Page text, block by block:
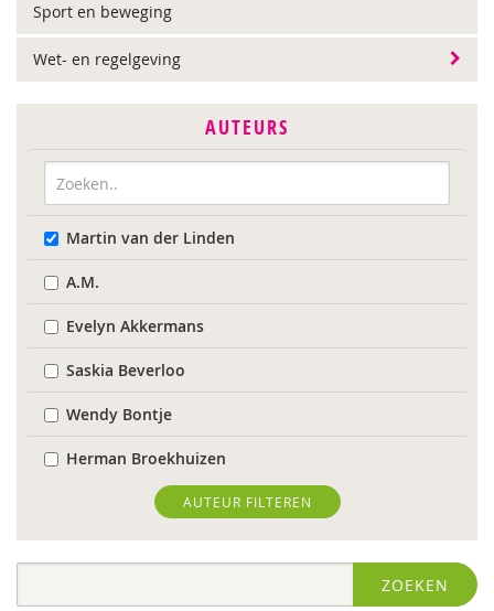
Sport en beweging
Wet- en regelgeving
AUTEURS
Martin van der Linden
A.M.
Evelyn Akkermans
Saskia Beverloo
Wendy Bontje
Herman Broekhuizen
Marianne Busser
Marja van Delden
AUTEUR FILTEREN
ZOEKEN